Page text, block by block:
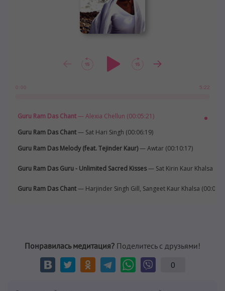
0:00 5:22
Guru Ram Das Chant— Alexia Chellun (00:05:21)
Guru Ram Das Chant— Sat Hari Singh (00:06:19)
Guru Ram Das Melody (feat. Tejinder Kaur)— Awtar (00:10:17)
Guru Ram Das Guru - Unlimited Sacred Kisses— Sat Kirin Kaur Khalsa
Guru Ram Das Chant— Harjinder Singh Gill, Sangeet Kaur Khalsa
Понравилась медитация? Поделитесь с друзьями!
0